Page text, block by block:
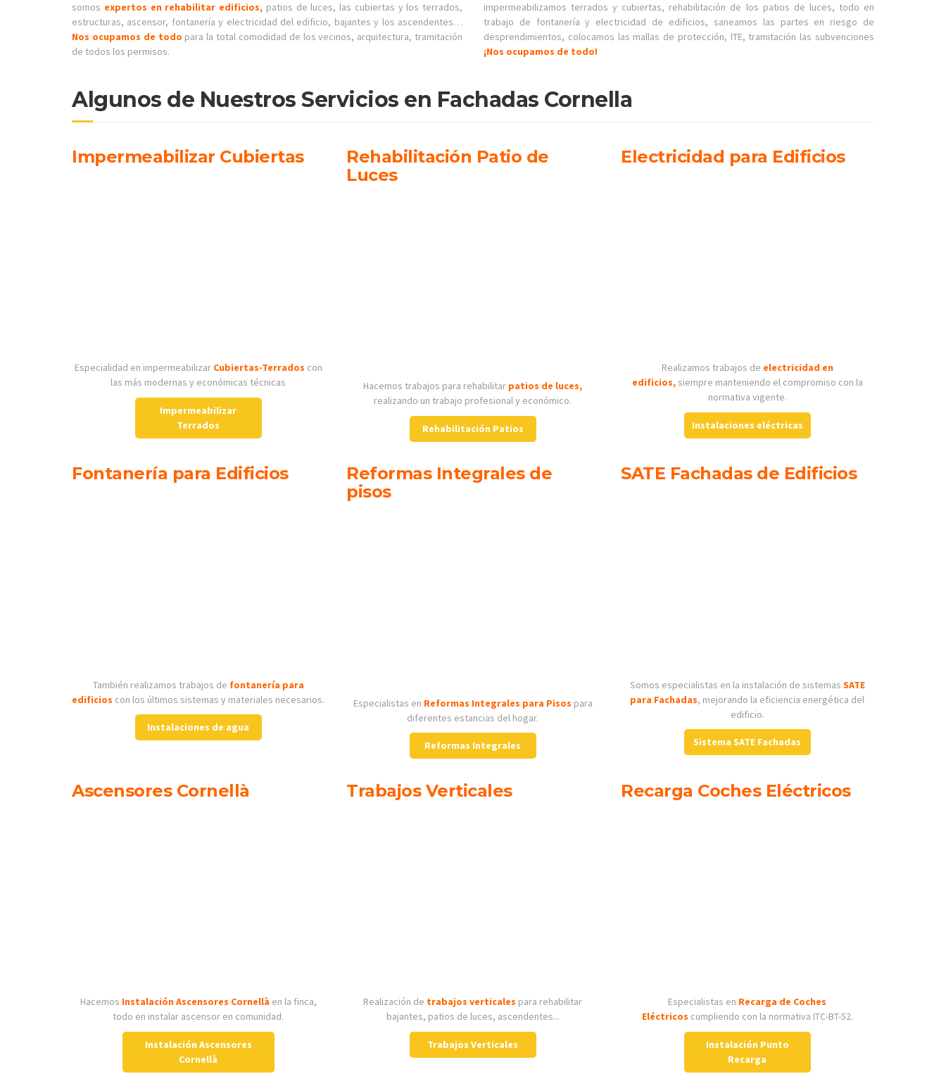
somos expertos en rehabilitar edificios, patios de luces, las cubiertas y los terrados,
estructuras, ascensor, fontanería y electricidad del edificio, bajantes y los ascendentes…
Nos ocupamos de todo para la total comodidad de los vecinos, arquitectura, tramitación
de todos los permisos.
impermeabilizamos terrados y cubiertas, rehabilitación de los patios de luces, todo en
trabajo de fontanería y electricidad de edificios, saneamos las partes en riesgo de
desprendimientos, colocamos las mallas de protección, ITE, tramitación las subvenciones
¡Nos ocupamos de todo!
Algunos de Nuestros Servicios en Fachadas Cornella
Impermeabilizar Cubiertas
Especialidad en impermeabilizar Cubiertas-Terrados con
las más modernas y económicas técnicas
Impermeabilizar
Terrados
Rehabilitación Patio de
Luces
Hacemos trabajos para rehabilitar patios de luces,
realizando un trabajo profesional y económico.
Rehabilitación Patios
Electricidad para Edificios
Realizamos trabajos de electricidad en
edificios,siempre manteniendo el compromiso con la
normativa vigente.
Instalaciones eléctricas
Fontanería para Edificios
También realizamos trabajos de fontanería para
edificios con los últimos sistemas y materiales necesarios.
Instalaciones de agua
Reformas Integrales de
pisos
Especialistas en Reformas Integrales para Pisos para
diferentes estancias del hogar.
Reformas Integrales
SATE Fachadas de Edificios
Somos especialistas en la instalación de sistemas SATE
para Fachadas, mejorando la eficiencia energética del
edificio.
Sistema SATE Fachadas
Ascensores Cornellà
Hacemos Instalación Ascensores Cornellà en la finca,
todo en instalar ascensor en comunidad.
Instalación Ascensores
Cornellà
Trabajos Verticales
Realización de trabajos verticales para rehabilitar
bajantes, patios de luces, ascendentes...
Trabajos Verticales
Recarga Coches Eléctricos
Especialistas en Recarga de Coches
Eléctricos cumpliendo con la normativa ITC-BT-52.
Instalación Punto
Recarga